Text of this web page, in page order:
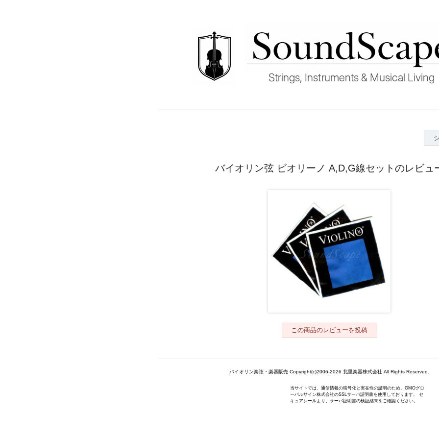
バイオリン弦 ビオリーノ A,D,G線セットのレビュ
この商品のレビューを投稿
バイオリン楽弦・楽器販売 Copyright(c)2006-2026 北里楽器株式会社 All Rights Reserved.
当サイトでは、通信情報の暗号化と実在性の証明のため、GMOグロ
ーバルサイン株式会社のSSLサーバ証明書を使用しております。 セ
キュアシールより、サーバ証明書の検証結果をご確認ください。